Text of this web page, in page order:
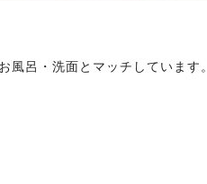
呂・洗面とマッチしています。